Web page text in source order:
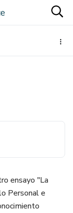
ensayo "La
Personal e